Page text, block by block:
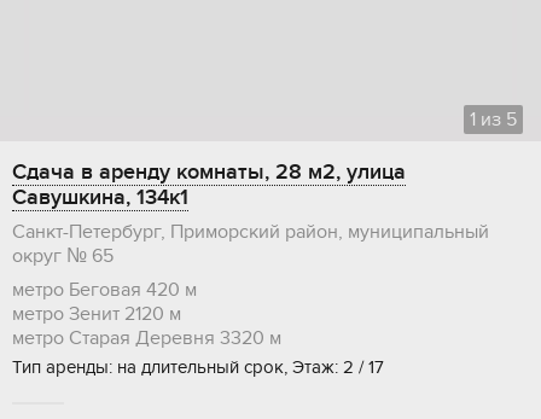
1 из 5
Сдача в аренду комнаты, 28 м2, улица
Савушкина, 134к1
Санкт-Петербург, Приморский район, муниципальный
округ № 65
метро Беговая 420 м
метро Зенит 2120 м
метро Старая Деревня 3320 м
Тип аренды: на длительный срок, Этаж: 2 / 17